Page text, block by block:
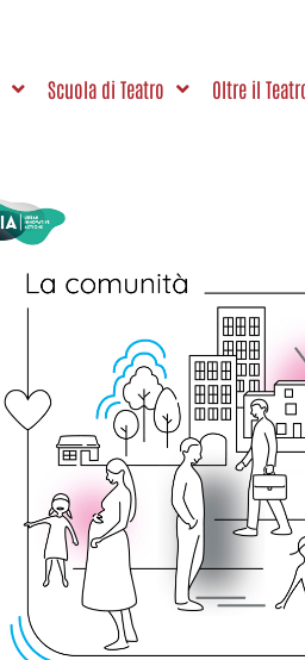
Scuola di Teatro Oltre il